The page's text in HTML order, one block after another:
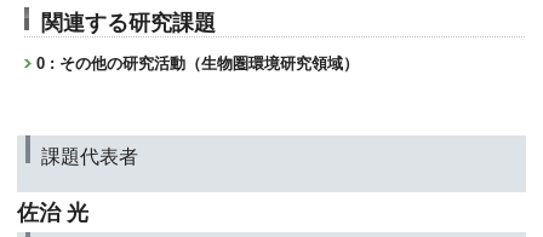
関連する研究課題
0 : その他の研究活動（生物圏環境研究領域）
課題代表者
佐治 光